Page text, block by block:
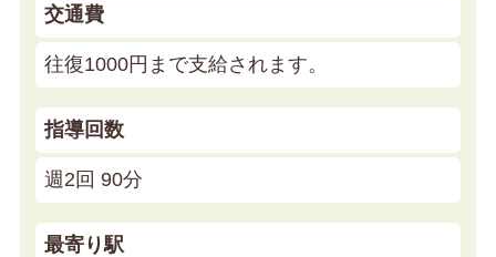
交通費
往復1000円まで支給されます。
指導回数
週2回 90分
最寄り駅